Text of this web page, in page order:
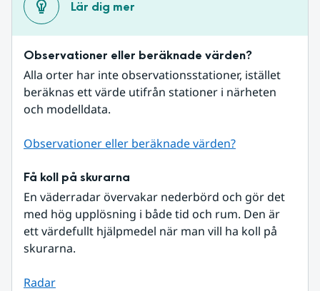
Lär dig mer
Observationer eller beräknade värden?
Alla orter har inte observationsstationer, istället
beräknas ett värde utifrån stationer i närheten
och modelldata.
Observationer eller beräknade värden?
Få koll på skurarna
En väderradar övervakar nederbörd och gör det
med hög upplösning i både tid och rum. Den är
ett värdefullt hjälpmedel när man vill ha koll på
skurarna.
Radar